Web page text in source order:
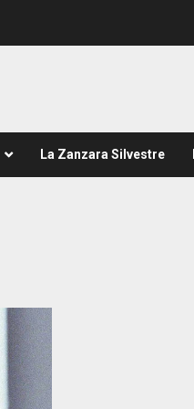
La Zanzara Silvestre